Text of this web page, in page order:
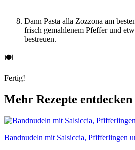
Dann Pasta alla Zozzona am
frisch gemahlenem Pfeffer und
bestreuen.
🍽
Fertig!
Mehr Rezepte entdecken
Bandnudeln mit Salsiccia, Pfifferlingen